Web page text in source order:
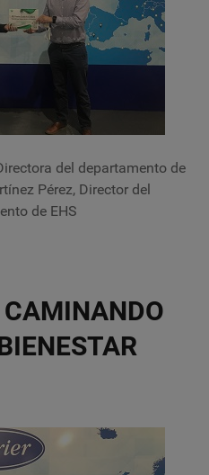
del departamento de
Pérez, Director del
de EHS